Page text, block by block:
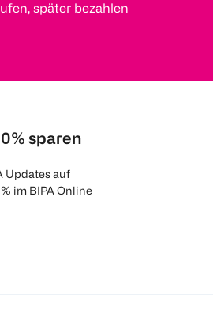
später bezahlen
sparen
Updates auf
im BIPA Online